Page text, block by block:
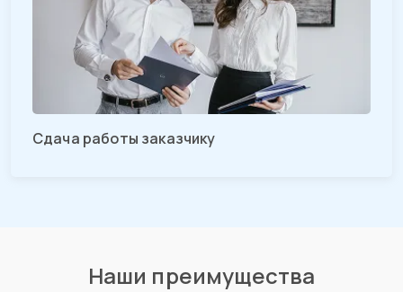
Сдача работы заказчику
Наши преимущества